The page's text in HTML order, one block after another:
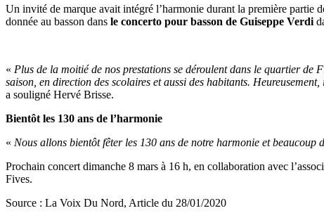
Un invité de marque avait intégré l’harmonie durant la première partie
donnée au basson dans le concerto pour basson de Guiseppe Verdi
« Plus de la moitié de nos prestations se déroulent dans le quartier de
saison, en direction des scolaires et aussi des habitants.
a souligné Hervé Brisse.
Bientôt les 130 ans de l’harmonie
« Nous allons bientôt fêter les 130 ans de notre harmonie et
Prochain concert dimanche 8 mars à 16 h, en collaboration avec
Fives.
Source : La Voix Du Nord, Article du 28/01/2020